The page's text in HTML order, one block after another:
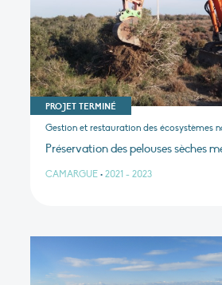
PROJET TERMINÉ
Gestion et restauration des écosystèmes
Préservation des pelouses sèches
CAMARGUE • 2021 - 2023